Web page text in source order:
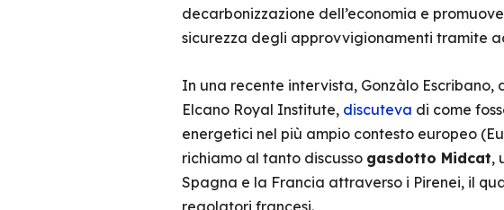
decarbonizzazione dell’economia e
sicurezza degli approvvigionamenti tramite
In una recente intervista, Gonzàlo
Elcano Royal Institute, discuteva di come
energetici nel più ampio contesto europeo
richiamo al tanto discusso gasdotto Midcat,
Spagna e la Francia attraverso i Pirenei, il
regolatori francesi.